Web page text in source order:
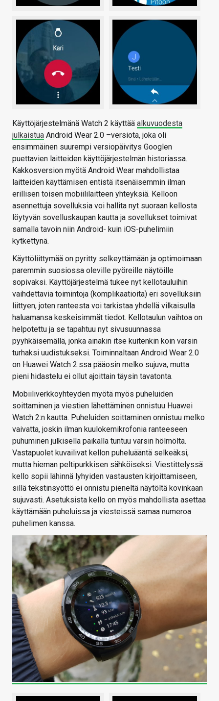
Käyttöjärjestelmänä Watch 2 käyttää alkuvuodesta
julkaistua Android Wear 2.0 –versiota, joka oli
ensimmäinen suurempi versiopäivitys Googlen
puettavien laitteiden käyttöjärjestelmän historiassa.
Kakkosversion myötä Android Wear mahdollistaa
laitteiden käyttämisen entistä itsenäisemmin ilman
erillisen toisen mobiililaitteen yhteyksiä. Kelloon
asennettuja sovelluksia voi hallita nyt suoraan kellosta
löytyvän sovelluskaupan kautta ja sovellukset toimivat
samalla tavoin niin Android- kuin iOS-puhelimiin
kytkettynä.
Käyttöliittymää on pyritty selkeyttämään ja optimoimaan
paremmin suosiossa oleville pyöreille näytöille
sopivaksi. Käyttöjärjestelmä tukee nyt kellotauluihin
vaihdettavia toimintoja (komplikaatioita) eri sovelluksiin
liittyen, joten ranteesta voi tarkistaa yhdellä vilkaisulla
haluamansa keskeisimmät tiedot. Kellotaulun vaihtoa on
helpotettu ja se tapahtuu nyt sivusuunnassa
pyyhkäisemällä, jonka ainakin itse kuitenkin koin varsin
turhaksi uudistukseksi. Toiminnaltaan Android Wear 2.0
on Huawei Watch 2:ssa pääosin melko sujuva, mutta
pieni hidastelu ei ollut ajoittain täysin tavatonta.
Mobiiliverkkoyhteyden myötä myös puheluiden
soittaminen ja viestien lähettäminen onnistuu Huawei
Watch 2:n kautta. Puheluiden soittaminen onnistuu melko
vaivatta, joskin ilman kuulokemikrofonia ranteeseen
puhuminen julkisella paikalla tuntuu varsin hölmöltä.
Vastapuolet kuvailivat kellon puheluääntä selkeäksi,
mutta hieman peltipurkkisen sähköiseksi. Viestittelyssä
kello sopii lähinnä lyhyiden vastausten kirjoittamiseen,
sillä tekstinsyöttö ei onnistu pieneltä näytöltä kovinkaan
sujuvasti. Asetuksista kello on myös mahdollista asettaa
käyttämään puheluissa ja viesteissä samaa numeroa
puhelimen kanssa.